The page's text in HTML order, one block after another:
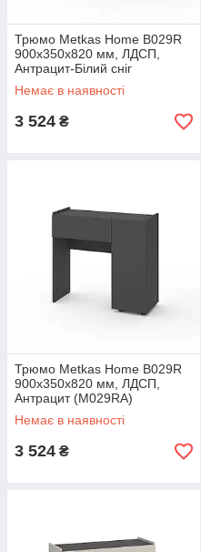
Трюмо Metkas Home B029R
900х350х820 мм, ЛДСП,
Антрацит-Білий сніг
(M029RAW)
Немає в наявності
3 524 ₴
Трюмо Metkas Home B029R
900х350х820 мм, ЛДСП,
Антрацит (M029RA)
Немає в наявності
3 524 ₴